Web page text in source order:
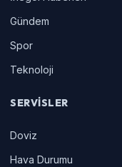
Gündem
Spor
Teknoloji
SERVISLER
Doviz
Hava Durumu